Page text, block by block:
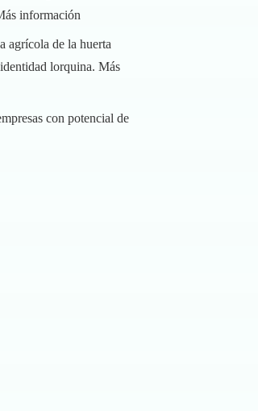
información
agrícola de la huerta
lorquina. Más
con potencial de